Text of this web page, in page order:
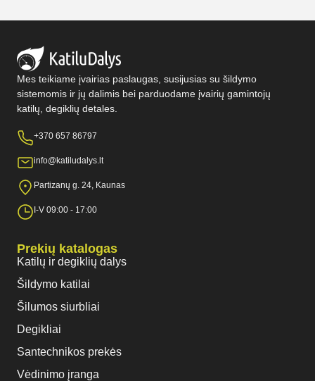
Mes teikiame įvairias paslaugas, susijusias su šildymo
sistemomis ir jų dalimis bei parduodame įvairių gamintojų
katilų, degiklių detales.
+370 657 86797
info@katiludalys.lt
Partizanų g. 24, Kaunas
I-V 09:00 - 17:00
Prekių katalogas
Katilų ir degiklių dalys
Šildymo katilai
Šilumos siurbliai
Degikliai
Santechnikos prekės
Vėdinimo įranga